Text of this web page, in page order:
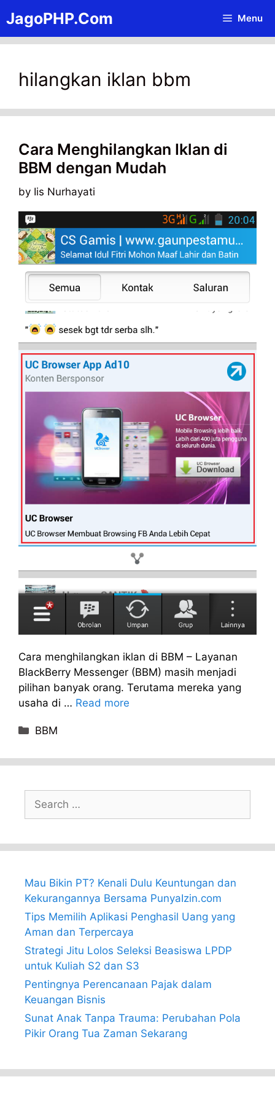
to
content
JagoPHP.Com Menu
hilangkan iklan bbm
Cara Menghilangkan Iklan di
BBM dengan Mudah
by Iis Nurhayati
Cara menghilangkan iklan di BBM – Layanan
BlackBerry Messenger (BBM) masih menjadi
pilihan banyak orang. Terutama mereka yang
usaha di … Read more
Categories
BBM
Search
for:
Mau Bikin PT? Kenali Dulu Keuntungan dan
Kekurangannya Bersama PunyaIzin.com
Tips Memilih Aplikasi Penghasil Uang yang
Aman dan Terpercaya
Strategi Jitu Lolos Seleksi Beasiswa LPDP
untuk Kuliah S2 dan S3
Pentingnya Perencanaan Pajak dalam
Keuangan Bisnis
Sunat Anak Tanpa Trauma: Perubahan Pola
Pikir Orang Tua Zaman Sekarang